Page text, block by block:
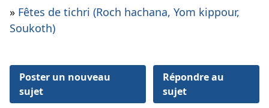
» Fêtes de tichri (Roch hachana, Yom kippour,
Soukoth)
Poster un nouveau
sujet
Répondre au
sujet